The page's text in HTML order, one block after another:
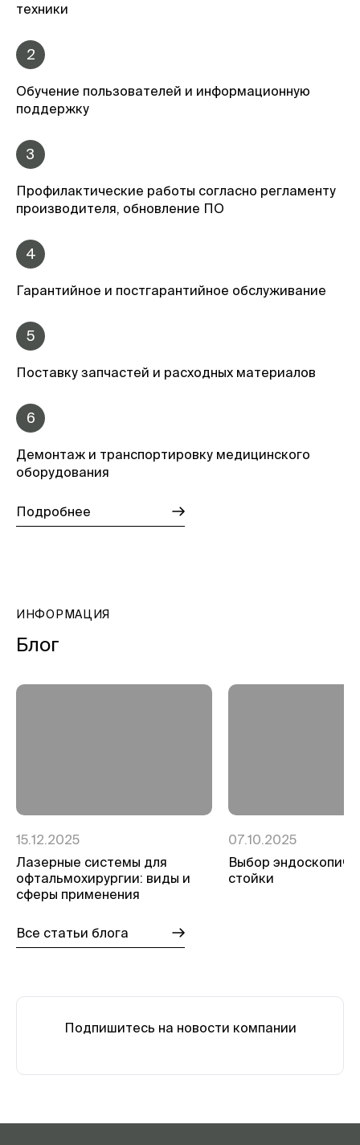
техники
2
Обучение пользователей и информационную
поддержку
3
Профилактические работы согласно регламенту
производителя, обновление ПО
4
Гарантийное и постгарантийное обслуживание
5
Поставку запчастей и расходных материалов
6
Демонтаж и транспортировку медицинского
оборудования
Подробнее
ИНФОРМАЦИЯ
Блог
15.12.2025
Лазерные системы для
офтальмохирургии: виды и
сферы применения
07.10.2025
Выбор
стойки
Все статьи блога
Подпишитесь на новости компании